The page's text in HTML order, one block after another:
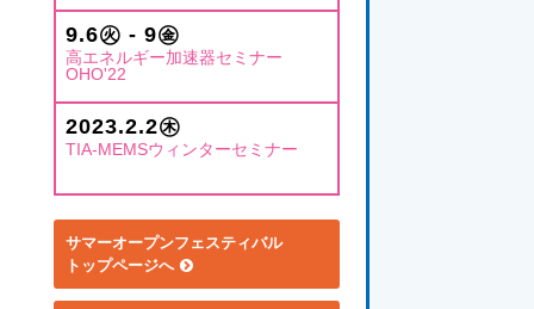
9.6㊋ - 9㊎
高エネルギー加速器セミナー
OHO'22
2023.2.2㊍
TIA-MEMSウィンターセミナー
サマーオープンフェスティバル
トップページへ